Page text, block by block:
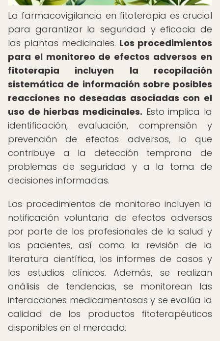
La farmacovigilancia en fitoterapia es crucial
para garantizar la seguridad y eficacia de
las plantas medicinales. Los procedimientos
para el monitoreo de efectos adversos en
fitoterapia incluyen la recopilación
sistemática de información sobre posibles
reacciones no deseadas asociadas con el
uso de hierbas medicinales. Esto implica la
identificación, evaluación, comprensión y
prevención de efectos adversos, lo que
contribuye a la detección temprana de
problemas de seguridad y a la toma de
decisiones informadas.
Los procedimientos de monitoreo incluyen la
notificación voluntaria de efectos adversos
por parte de los profesionales de la salud y
los pacientes, así como la revisión de la
literatura científica, los informes de casos y
los estudios clínicos. Además, se realizan
análisis de tendencias, se monitorean las
interacciones medicamentosas y se evalúa la
calidad de los productos fitoterapéuticos
disponibles en el mercado.